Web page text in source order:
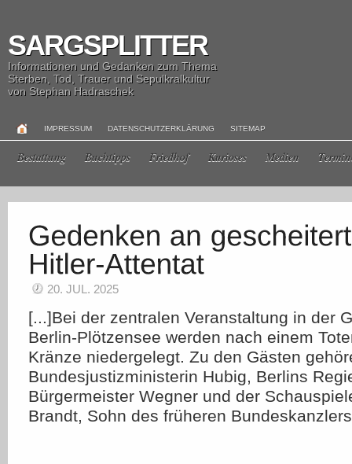
SARGSPLITTER
Informationen und Gedanken zum Thema
Sterben, Tod, Trauer und Sepulkralkultur
von Stephan Hadraschek
IMPRESSUM DATENSCHUTZERKLÄRUNG SITEMAP
Bestattung Buchtipps Friedhof Kurioses Medien
20. JUL. 2025
[...]Bei der zentralen Veranstaltung in der
Berlin-Plötzensee werden nach einem
Kränze niedergelegt. Zu den Gästen
Bundesjustizministerin Hubig, Berlins
Bürgermeister Wegner und der
Brandt, Sohn des früheren